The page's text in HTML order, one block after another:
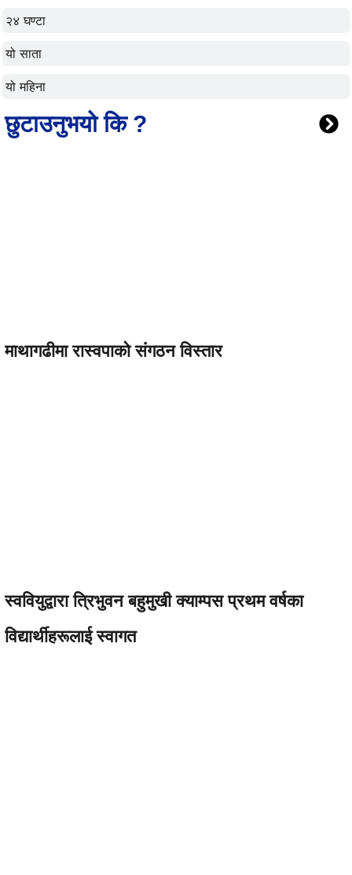
२४ घण्टा
यो साता
यो महिना
छुटाउनुभयो कि ?
माथागढीमा रास्वपाको संगठन विस्तार
स्ववियुद्वारा त्रिभुवन बहुमुखी क्याम्पस प्रथम वर्षका
विद्यार्थीहरूलाई स्वागत